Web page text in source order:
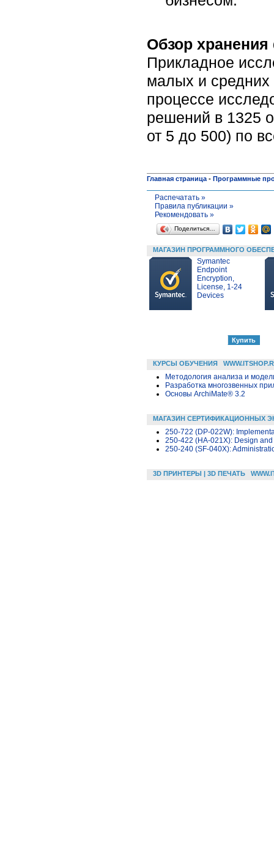
Обзор
Прикладное
малых и средних
процессе
решений в 1325
от 5 до 500) по
Главная страница - Программные
Распечатать »
Правила публикации »
Рекомендовать »
Поделиться…
МАГАЗИН ПРОГРАММНОГО
Symantec
Endpoint
Encryption,
License, 1-24
Devices
КУРСЫ ОБУЧЕНИЯ
Методология анализа и
Разработка многозвенных
Основы ArchiMate® 3.2
МАГАЗИН СЕРТИФИКАЦИОННЫХ
250-722 (DP-022W):
250-422 (HA-021X): Design
250-240 (SF-040X):
3D ПРИНТЕРЫ | 3D ПЕЧАТЬ